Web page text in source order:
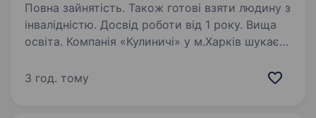
Повна зайнятість. Також готові взяти людину з
інвалідністю. Досвід роботи від 1 року. Вища
освіта. Компанія «Кулиничі» у м.Харків шукає
Локація: м. Харків, Немишлянський р-н, с.
3 год. тому